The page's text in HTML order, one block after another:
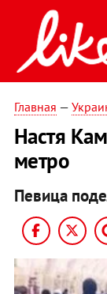
Главная —
Настя
метро
Певица